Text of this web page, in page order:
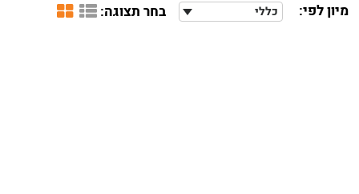
מיון לפי: כללי בחר תצוגה: